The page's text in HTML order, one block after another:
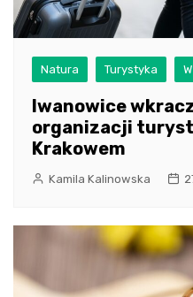
Natura Turystyka
Iwanowice
organizacji
Krakowem
Kamila Kalinowska